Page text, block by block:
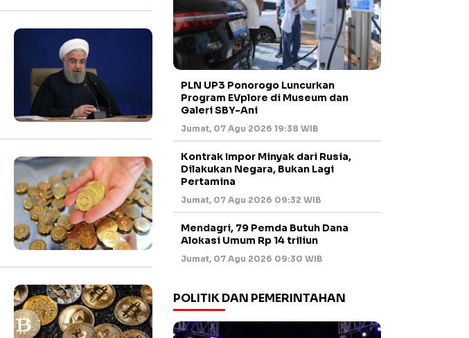
PLN UP3 Ponorogo Luncurkan
Program EVplore di Museum dan
Galeri SBY-Ani
Jumat, 07 Agu 2026 19:38 WIB
Kontrak Impor Minyak dari Rusia,
Dilakukan Negara, Bukan Lagi
Pertamina
Jumat, 07 Agu 2026 09:32 WIB
Mendagri, 79 Pemda Butuh Dana
Alokasi Umum Rp 14 triliun
Jumat, 07 Agu 2026 09:30 WIB
POLITIK DAN PEMERINTAHAN